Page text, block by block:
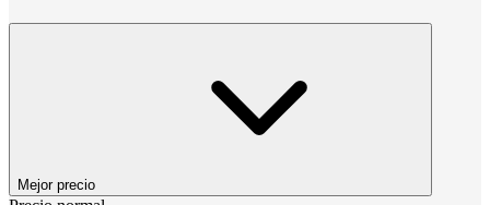
Mejor precio